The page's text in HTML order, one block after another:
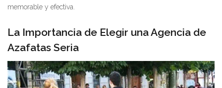
memorable y efectiva.
La Importancia de Elegir una Agencia de
Azafatas Seria